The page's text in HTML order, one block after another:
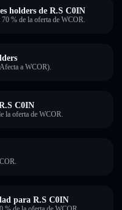
holders de R.S C0IN
% de la oferta de WCOR.
a WCOR).
C0IN
la oferta de WCOR.
para R.S C0IN